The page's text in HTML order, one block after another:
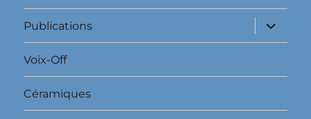
Publications
ouvrir
le
sous-
Voix-Off
Céramiques